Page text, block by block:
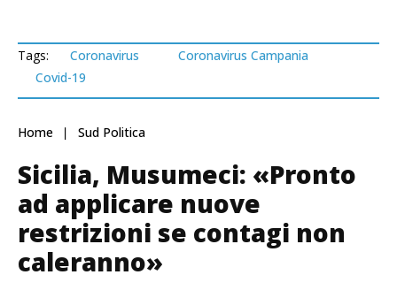
Tags: Coronavirus
Coronavirus Campania
Covid-19
Home Sud Politica
Sicilia, Musumeci: «Pronto
ad applicare nuove
restrizioni se contagi non
caleranno»